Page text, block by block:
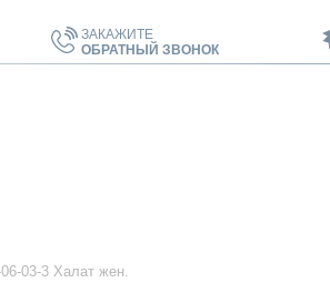
ЗАКАЖИТЕ
ОБРАТНЫЙ ЗВОНОК
03-3 Халат жен.